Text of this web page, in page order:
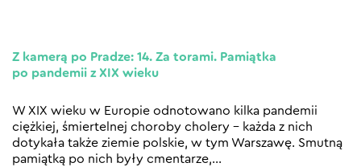
Z kamerą po Pradze: 14. Za torami. Pamiątka
po pandemii z XIX wieku
W XIX wieku w Europie odnotowano kilka pandemii
ciężkiej, śmiertelnej choroby cholery – każda z nich
dotykała także ziemie polskie, w tym Warszawę. Smutną
pamiątką po nich były cmentarze,…